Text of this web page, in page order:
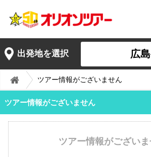
出発地を選択 広
ツアー情報がございません
ツアー情報がございません
ツアー情報がござい